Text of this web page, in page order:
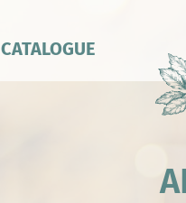
CATALOGUE